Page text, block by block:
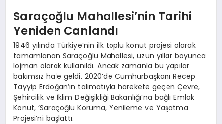
Saraçoğlu Mahallesi’nin Tarihi
Yeniden Canlandı
1946 yılında Türkiye’nin ilk toplu konut projesi olarak
tamamlanan Saraçoğlu Mahallesi, uzun yıllar boyunca
lojman olarak kullanıldı. Ancak zamanla bu yapılar
bakımsız hale geldi. 2020’de Cumhurbaşkanı Recep
Tayyip Erdoğan’ın talimatıyla harekete geçen Çevre,
Şehircilik ve İklim Değişikliği Bakanlığı’na bağlı Emlak
Konut, ‘Saraçoğlu Koruma, Yenileme ve Yaşatma
Projesi’ni başlattı.